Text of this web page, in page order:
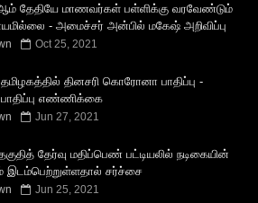
தேதியே மாணவர்கள் பள்ளிக்கு வரவேண்டும்
- அமைச்சர் அன்பில் மகேஷ் அறிவிப்பு
Oct 25, 2021
தினசரி கொரோனா பாதிப்பு -
எண்ணிக்கை
Jun 27, 2021
தேர்வு மதிப்பெண் பட்டியலில் நடிகையின்
இடம்பெற்றுள்ளதால் சர்ச்சை
Jun 25, 2021